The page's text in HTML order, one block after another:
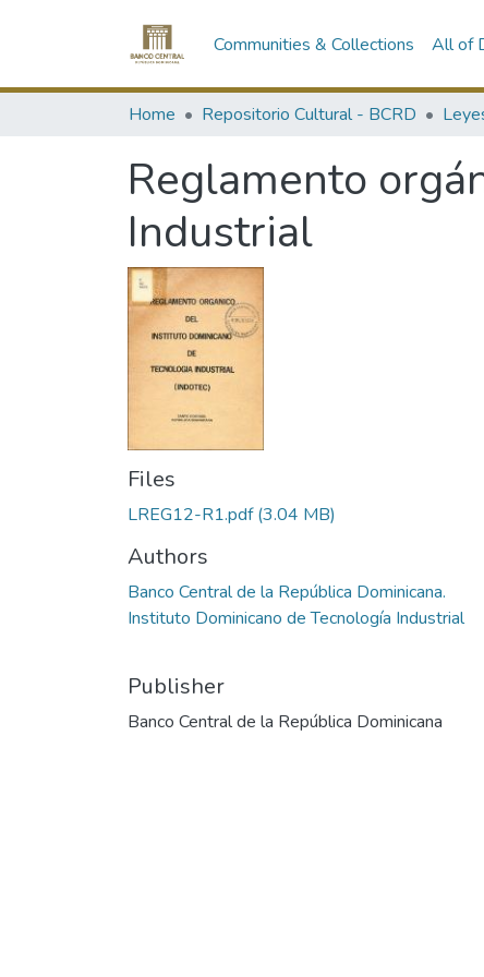
Communities & Collections All of
Home Repositorio Cultural - BCRD
Reglamento
Industrial
Files
LREG12-R1.pdf(3.04 MB)
Authors
Banco Central de la República Dominicana.
Instituto Dominicano de Tecnología Industrial
Publisher
Banco Central de la República Dominicana